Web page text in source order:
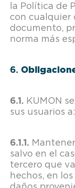
la Política de
con cualquier
documento,
norma más
KUMON
sus usuarios a:
salvo en el
tercero que
hechos, en